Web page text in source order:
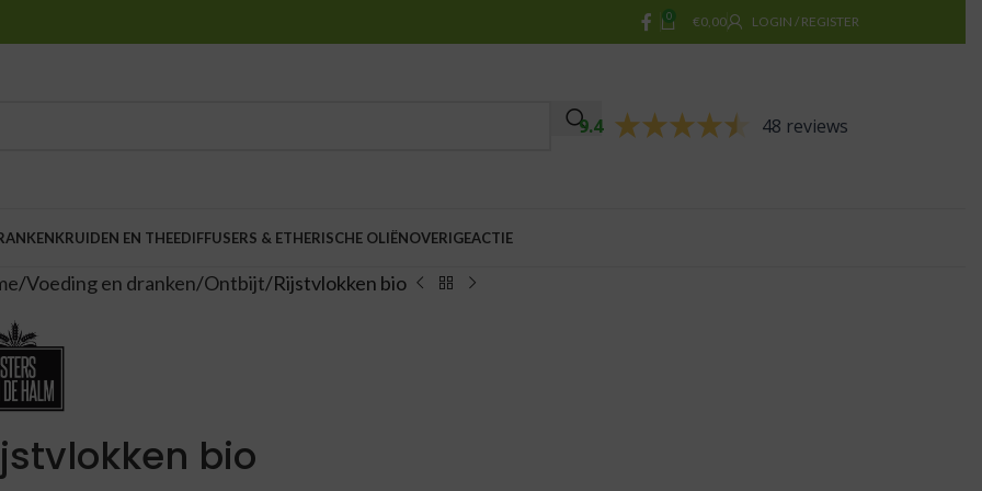
0 €0,00 LOGIN / REGISTER
9.4 48 reviews
KRUIDEN EN THEEDIFFUSERS & ETHERISCHE OLIËNOVERIGEACTIE
Voeding en dranken Ontbijt Rijstvlokken bio
bio